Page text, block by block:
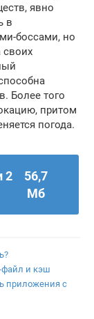
явно
в
боссами, но
своих
Более того
притом
погода.
2
56,7
Мб
файл и кэш
приложения с